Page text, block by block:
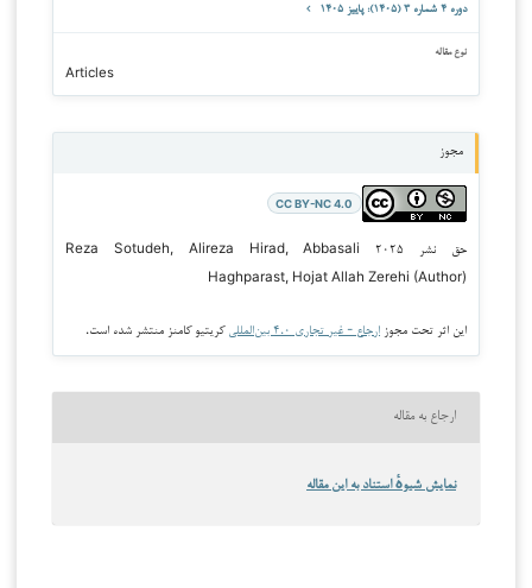
دوره ۴ شماره ۳ (۱۴۰۵): پاییز ۱۴۰۵
نوع مقاله
Articles
مجوز
CC BY-NC 4.0
حق نشر ۲۰۲۵ Reza Sotudeh, Alireza Hirad, Abbasali
Haghparast, Hojat Allah Zerehi (Author)
این اثر تحت مجوز ارجاع - غیر تجاری ۴.۰ بین‌المللی کریتیو کامنز منتشر شده است.
ارجاع به مقاله
نمایش شیوهٔ استناد به این مقاله